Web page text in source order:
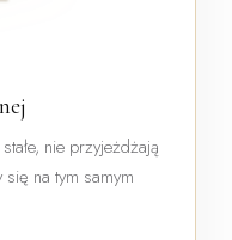
nie przyjeżdżają
na tym samym